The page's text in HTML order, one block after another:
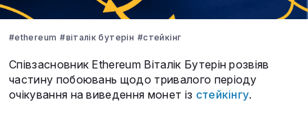
#ethereum #віталік бутерін #стейкінг
Співзасновник Ethereum Віталік Бутерін розвіяв
частину побоювань щодо тривалого періоду
очікування на виведення монет із стейкінгу.